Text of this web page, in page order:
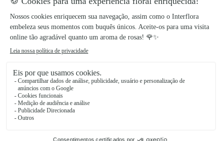
Floristas da rede Interflora nas
principais cidades da região de
Algueirão - Mem Martins
São Domingos de Rana
Alverca do Ribatejo
Linda-a-Velha
Porto Salvo